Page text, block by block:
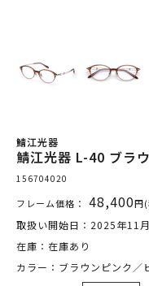
鯖江光器
鯖江光器 L-40 ブラ
156704020
フレーム価格： 48,400円
取扱い開始日：2025年11
在庫：在庫あり
カラー：ブラウンピンク／